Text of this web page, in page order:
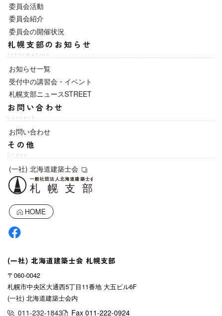
HOME
(一社) 北海道建築士会 札幌支部
〒060-0042
札幌市中央区大通西5丁目11番地 大五ビル6F
(一社) 北海道建築士会内
011-232-1843 Fax 011-222-0924
委員会活動
委員会紹介
委員会の開催状況
札幌支部のお知らせ
Information
お知らせ一覧
受付中の講習会・イベント
札幌支部ニュースSTREET
お問い合わせ
Contact
お問い合わせ
その他
Other
(一社) 北海道建築士会